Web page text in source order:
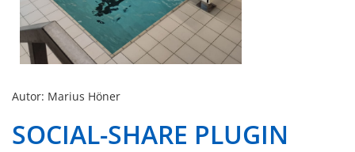
Autor: Marius Höner
SOCIAL-SHARE PLUGIN